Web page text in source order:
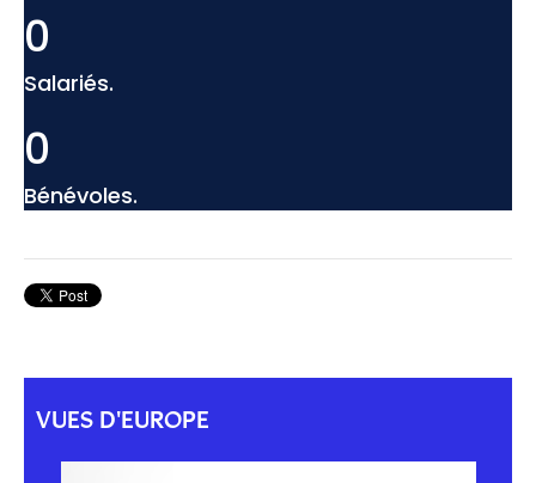
0
Salariés.
0
Bénévoles.
VUES D'EUROPE